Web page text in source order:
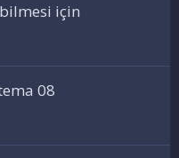
için
08